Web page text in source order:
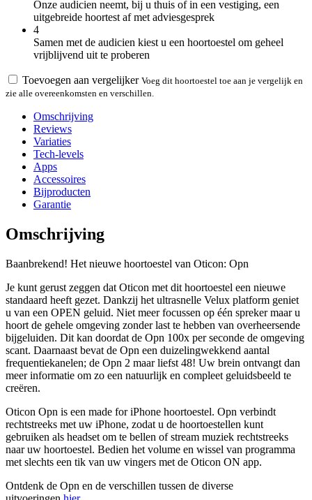
Onze audicien neemt, bij u thuis of in een vestiging, een
uitgebreide hoortest af met adviesgesprek
4
Samen met de audicien kiest u een hoortoestel om geheel
vrijblijvend uit te proberen
Toevoegen aan vergelijker Voeg dit hoortoestel toe aan je vergelijk en
zie alle overeenkomsten en verschillen.
Omschrijving
Reviews
Variaties
Tech-levels
Apps
Accessoires
Bijproducten
Garantie
Omschrijving
Baanbrekend! Het nieuwe hoortoestel van Oticon: Opn
Je kunt gerust zeggen dat Oticon met dit hoortoestel een nieuwe
standaard heeft gezet. Dankzij het ultrasnelle Velux platform geniet
u van een OPEN geluid. Niet meer focussen op één spreker maar u
hoort de gehele omgeving zonder last te hebben van overheersende
bijgeluiden. Dit kan doordat de Opn 100x per seconde de omgeving
scant. Daarnaast bevat de Opn een duizelingwekkend aantal
frequentiekanelen; de Opn 2 maar liefst 48! Uw brein ontvangt dan
meer informatie om zo een natuurlijk en compleet geluidsbeeld te
creëren.
Oticon Opn is een made for iPhone hoortoestel. Opn verbindt
rechtstreeks met uw iPhone, zodat u de hoortoestellen kunt
gebruiken als headset om te bellen of stream muziek rechtstreeks
naar uw hoortoestel. Bedien het volume en wissel van programma
met slechts een tik van uw vingers met de Oticon ON app.
Ontdenk de Opn en de verschillen tussen de diverse